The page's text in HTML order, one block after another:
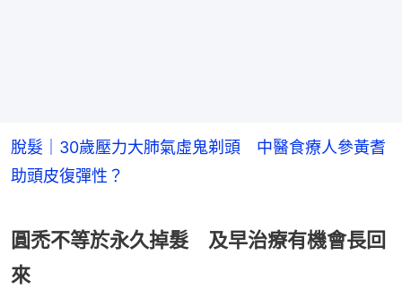
脫髮｜30歲壓力大肺氣虛鬼剃頭 中醫食療人參黃耆
助頭皮復彈性？
圓禿不等於永久掉髮 及早治療有機會長回
來